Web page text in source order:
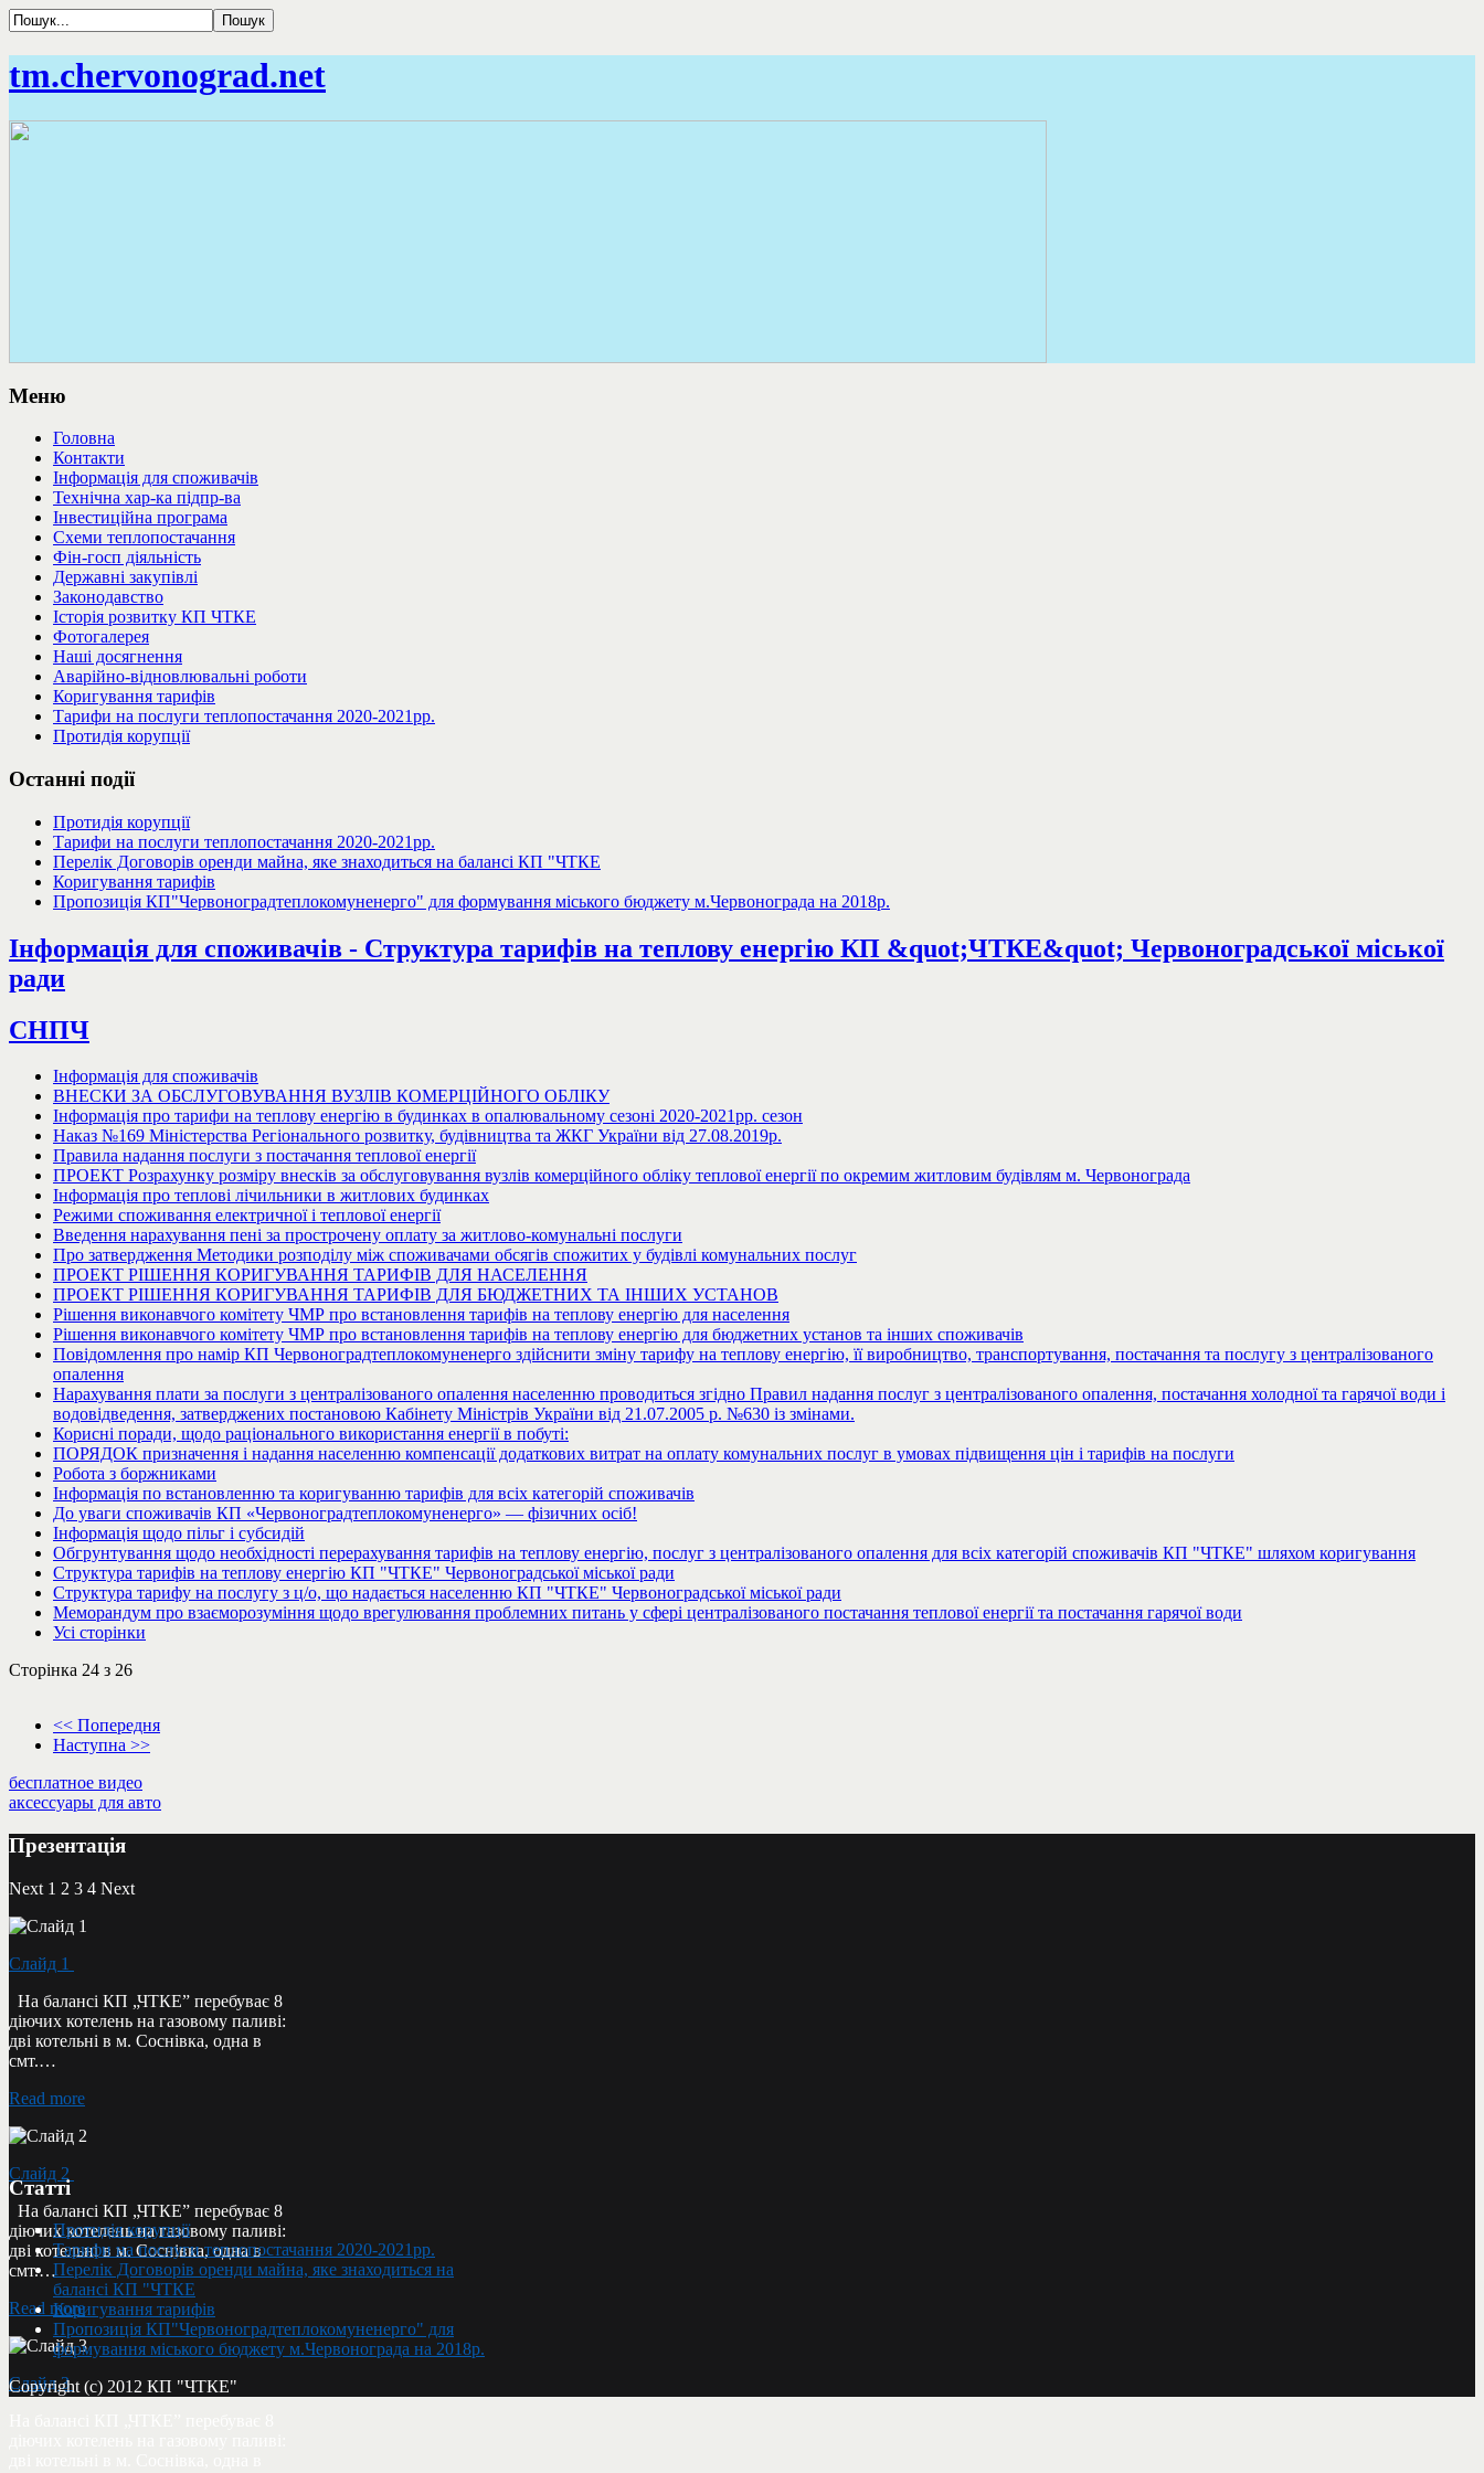
tm.chervonograd.net
Меню
Головна
Контакти
Інформація для споживачів
Технічна хар-ка підпр-ва
Інвестиційна програма
Схеми теплопостачання
Фін-госп діяльність
Державні закупівлі
Законодавство
Історія розвитку КП ЧТКЕ
Фотогалерея
Наші досягнення
Аварійно-відновлювальні роботи
Коригування тарифів
Тарифи на послуги теплопостачання 2020-2021рр.
Протидія корупції
Останні події
Протидія корупції
Тарифи на послуги теплопостачання 2020-2021рр.
Перелік Договорів оренди майна, яке знаходиться на балансі КП "ЧТКЕ
Коригування тарифів
Пропозиція КП"Червоноградтеплокомуненерго" для формування міського бюджету м.Червонограда на 2018р.
Інформація для споживачів - Структура тарифів на теплову енергію КП &quot;ЧТКЕ&quot; Червоноградської міської
ради
СНПЧ
Інформація для споживачів
ВНЕСКИ ЗА ОБСЛУГОВУВАННЯ ВУЗЛІВ КОМЕРЦІЙНОГО ОБЛІКУ
Інформація про тарифи на теплову енергію в будинках в опалювальному сезоні 2020-2021рр. сезон
Наказ №169 Міністерства Регіонального розвитку, будівництва та ЖКГ України від 27.08.2019р.
Правила надання послуги з постачання теплової енергії
ПРОЕКТ Розрахунку розміру внесків за обслуговування вузлів комерційного обліку теплової енергії по окремим житловим будівлям м. Червонограда
Інформація про теплові лічильники в житлових будинках
Режими споживання електричної і теплової енергії
Введення нарахування пені за прострочену оплату за житлово-комунальні послуги
Про затвердження Методики розподілу між споживачами обсягів спожитих у будівлі комунальних послуг
ПРОЕКТ РІШЕННЯ КОРИГУВАННЯ ТАРИФІВ ДЛЯ НАСЕЛЕННЯ
ПРОЕКТ РІШЕННЯ КОРИГУВАННЯ ТАРИФІВ ДЛЯ БЮДЖЕТНИХ ТА ІНШИХ УСТАНОВ
Рішення виконавчого комітету ЧМР про встановлення тарифів на теплову енергію для населення
Рішення виконавчого комітету ЧМР про встановлення тарифів на теплову енергію для бюджетних установ та інших споживачів
Повідомлення про намір КП Червоноградтеплокомуненерго здійснити зміну тарифу на теплову енергію, її виробництво, транспортування, постачання та послугу з централізованого
опалення
Нарахування плати за послуги з централізованого опалення населенню проводиться згідно Правил надання послуг з централізованого опалення, постачання холодної та гарячої води і
водовідведення, затверджених постановою Кабінету Міністрів України від 21.07.2005 р. №630 із змінами.
Корисні поради, щодо раціонального використання енергії в побуті:
ПОРЯДОК призначення і надання населенню компенсації додаткових витрат на оплату комунальних послуг в умовах підвищення цін і тарифів на послуги
Робота з боржниками
Інформація по встановленню та коригуванню тарифів для всіх категорій споживачів
До уваги споживачів КП «Червоноградтеплокомуненерго» — фізичних осіб!
Інформація щодо пільг і субсидій
Обгрунтування щодо необхідності перерахування тарифів на теплову енергію, послуг з централізованого опалення для всіх категорій споживачів КП "ЧТКЕ" шляхом коригування
Структура тарифів на теплову енергію КП "ЧТКЕ" Червоноградської міської ради
Структура тарифу на послугу з ц/о, що надається населенню КП "ЧТКЕ" Червоноградської міської ради
Меморандум про взаєморозуміння щодо врегулювання проблемних питань у сфері централізованого постачання теплової енергії та постачання гарячої води
Усі сторінки
Сторінка 24 з 26
<< Попередня
Наступна >>
бесплатное видео
аксессуары для авто
Презентація
Next 1 2 3 4 Next
Слайд 1
На балансі КП „ЧТКЕ” перебуває 8
діючих котелень на газовому паливі:
дві котельні в м. Соснівка, одна в
смт.…
Read more
Слайд 2
На балансі КП „ЧТКЕ” перебуває 8
діючих котелень на газовому паливі:
дві котельні в м. Соснівка, одна в
смт.…
Read more
Слайд 3
Статті
Протидія корупції
Тарифи на послуги теплопостачання 2020-2021рр.
Перелік Договорів оренди майна, яке знаходиться на
балансі КП "ЧТКЕ
Коригування тарифів
Пропозиція КП"Червоноградтеплокомуненерго" для
формування міського бюджету м.Червонограда на 2018р.
Copyright (c) 2012 КП "ЧТКЕ"